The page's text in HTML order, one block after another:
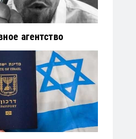
агентство